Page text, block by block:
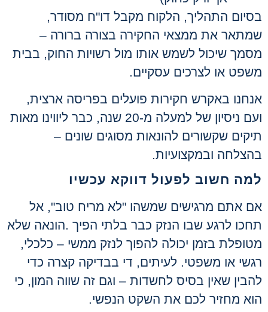
בסיום התהליך, הלקוח מקבל דו"ח מסודר,
שמתאר את ממצאי החקירה בצורה ברורה –
מסמך שיכול לשמש אותו מול רשויות החוק, בבית
משפט או לצרכים עסקיים.
אנחנו באקרש חקירות פועלים בפריסה ארצית,
ועם ניסיון של למעלה מ-20 שנה, כבר ליווינו מאות
תיקים שקשורים להונאות מסוגים שונים –
בהצלחה ובמקצועיות.
למה חשוב לפעול דווקא עכשיו
אם אתם מרגישים שמשהו "לא מריח טוב", אל
תחכו לרגע שבו הנזק כבר בלתי הפיך.הונאה שלא
מטופלת בזמן יכולה להפוך לנזק ממשי – כלכלי,
רגשי או משפטי. לעיתים, די בבדיקה קצרה כדי
להבין שאין בסיס לחשדות – וגם זה שווה המון, כי
הוא מחזיר לכם את השקט הנפשי.